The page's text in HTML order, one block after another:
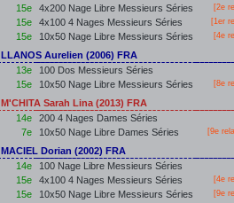
15e
4x200 Nage Libre Messieurs Séries [2e
15e 4x100 4 Nages Messieurs Séries [1er
15e 10x50 Nage Libre Messieurs Séries [4e
LLANOS Aurelien (2006) FRA
13e
100 Dos Messieurs Séries
15e
10x50 Nage Libre Messieurs Séries [8e
M'CHITA Sarah Lina (2013) FRA
14e
200 4 Nages Dames Séries
7e
10x50 Nage Libre Dames Séries [9e
MACIEL Dorian (2002) FRA
14e
100 Nage Libre Messieurs Séries
15e
4x100 4 Nages Messieurs Séries [4e
15e 10x50 Nage Libre Messieurs Séries [9e